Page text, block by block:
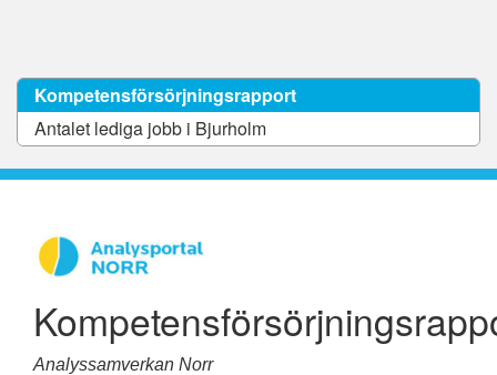
Kompetensförsörjningsrapport
Antalet lediga jobb i Bjurholm
Analyssamverkan Norr